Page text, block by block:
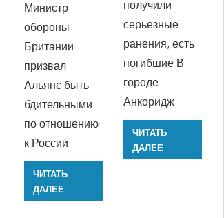
Министр
обороны
Британии
призвал
Альянс быть
бдительными
по отношению
к России
ЧИТАТЬ
ДАЛЕЕ
получили
серьезные
ранения, есть
погибшие В
городе
Анкоридж
ЧИТАТЬ
ДАЛЕЕ